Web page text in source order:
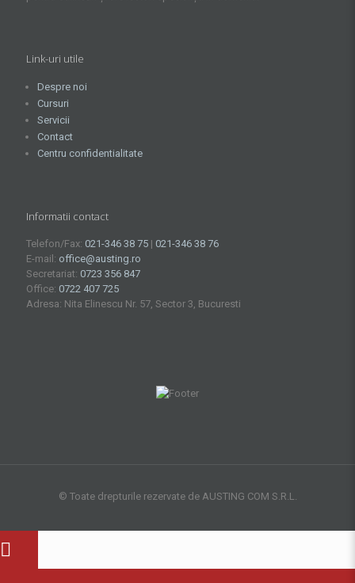
Link-uri utile
Despre noi
Cursuri
Servicii
Contact
Centru confidentialitate
Informatii contact
Telefon/Fax: 021-346 38 75 | 021-346 38 76
E-mail: office@austing.ro
Secretariat: 0723 356 847
Office: 0722 407 725
Adresa: Nita Elinescu Nr. 57, Sector 3, Bucuresti
© Toate drepturile rezervate de AUSTING COM S.R.L.